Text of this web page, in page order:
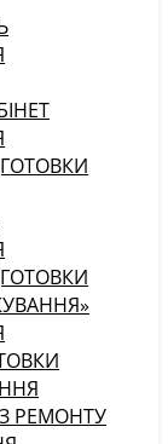
РЕМОНТУ